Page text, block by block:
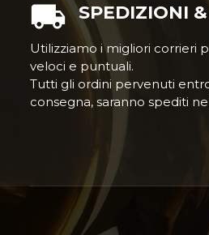
SPEDIZIONI
Utilizziamo i migliori corrieri
veloci e puntuali.
Tutti gli ordini pervenuti
consegna, saranno spediti